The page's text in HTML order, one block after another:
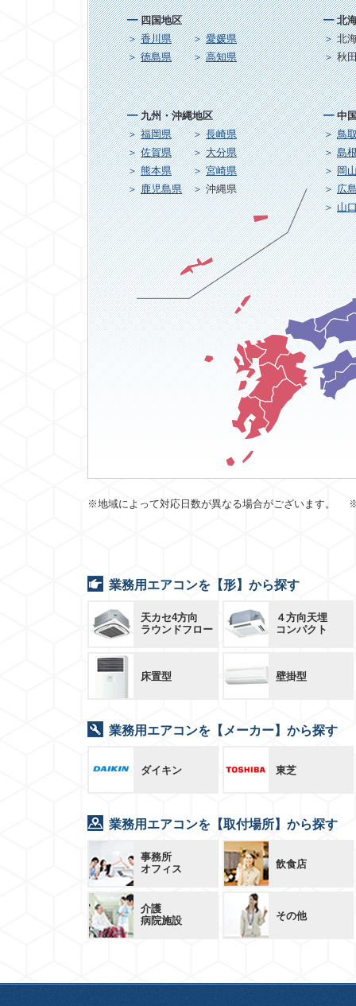
九州・沖縄地区
福岡県
長崎県
佐賀県
大分県
熊本県
宮崎県
鹿児島県
沖縄県
北
北
秋
中
鳥
島
岡
広
山
四国地区
香川県
愛媛県
徳島県
高知県
※地域によって対応日数が異なる場合がございます。
業務用エアコンを【形】から探す
天カセ4方向
ラウンドフロー
４方向天埋
コンパクト
床置型 壁掛型
業務用エアコンを【メーカー】から探す
ダイキン 東芝
業務用エアコンを【取付場所】から探す
事務所
オフィス
飲食店
介護
病院施設
その他